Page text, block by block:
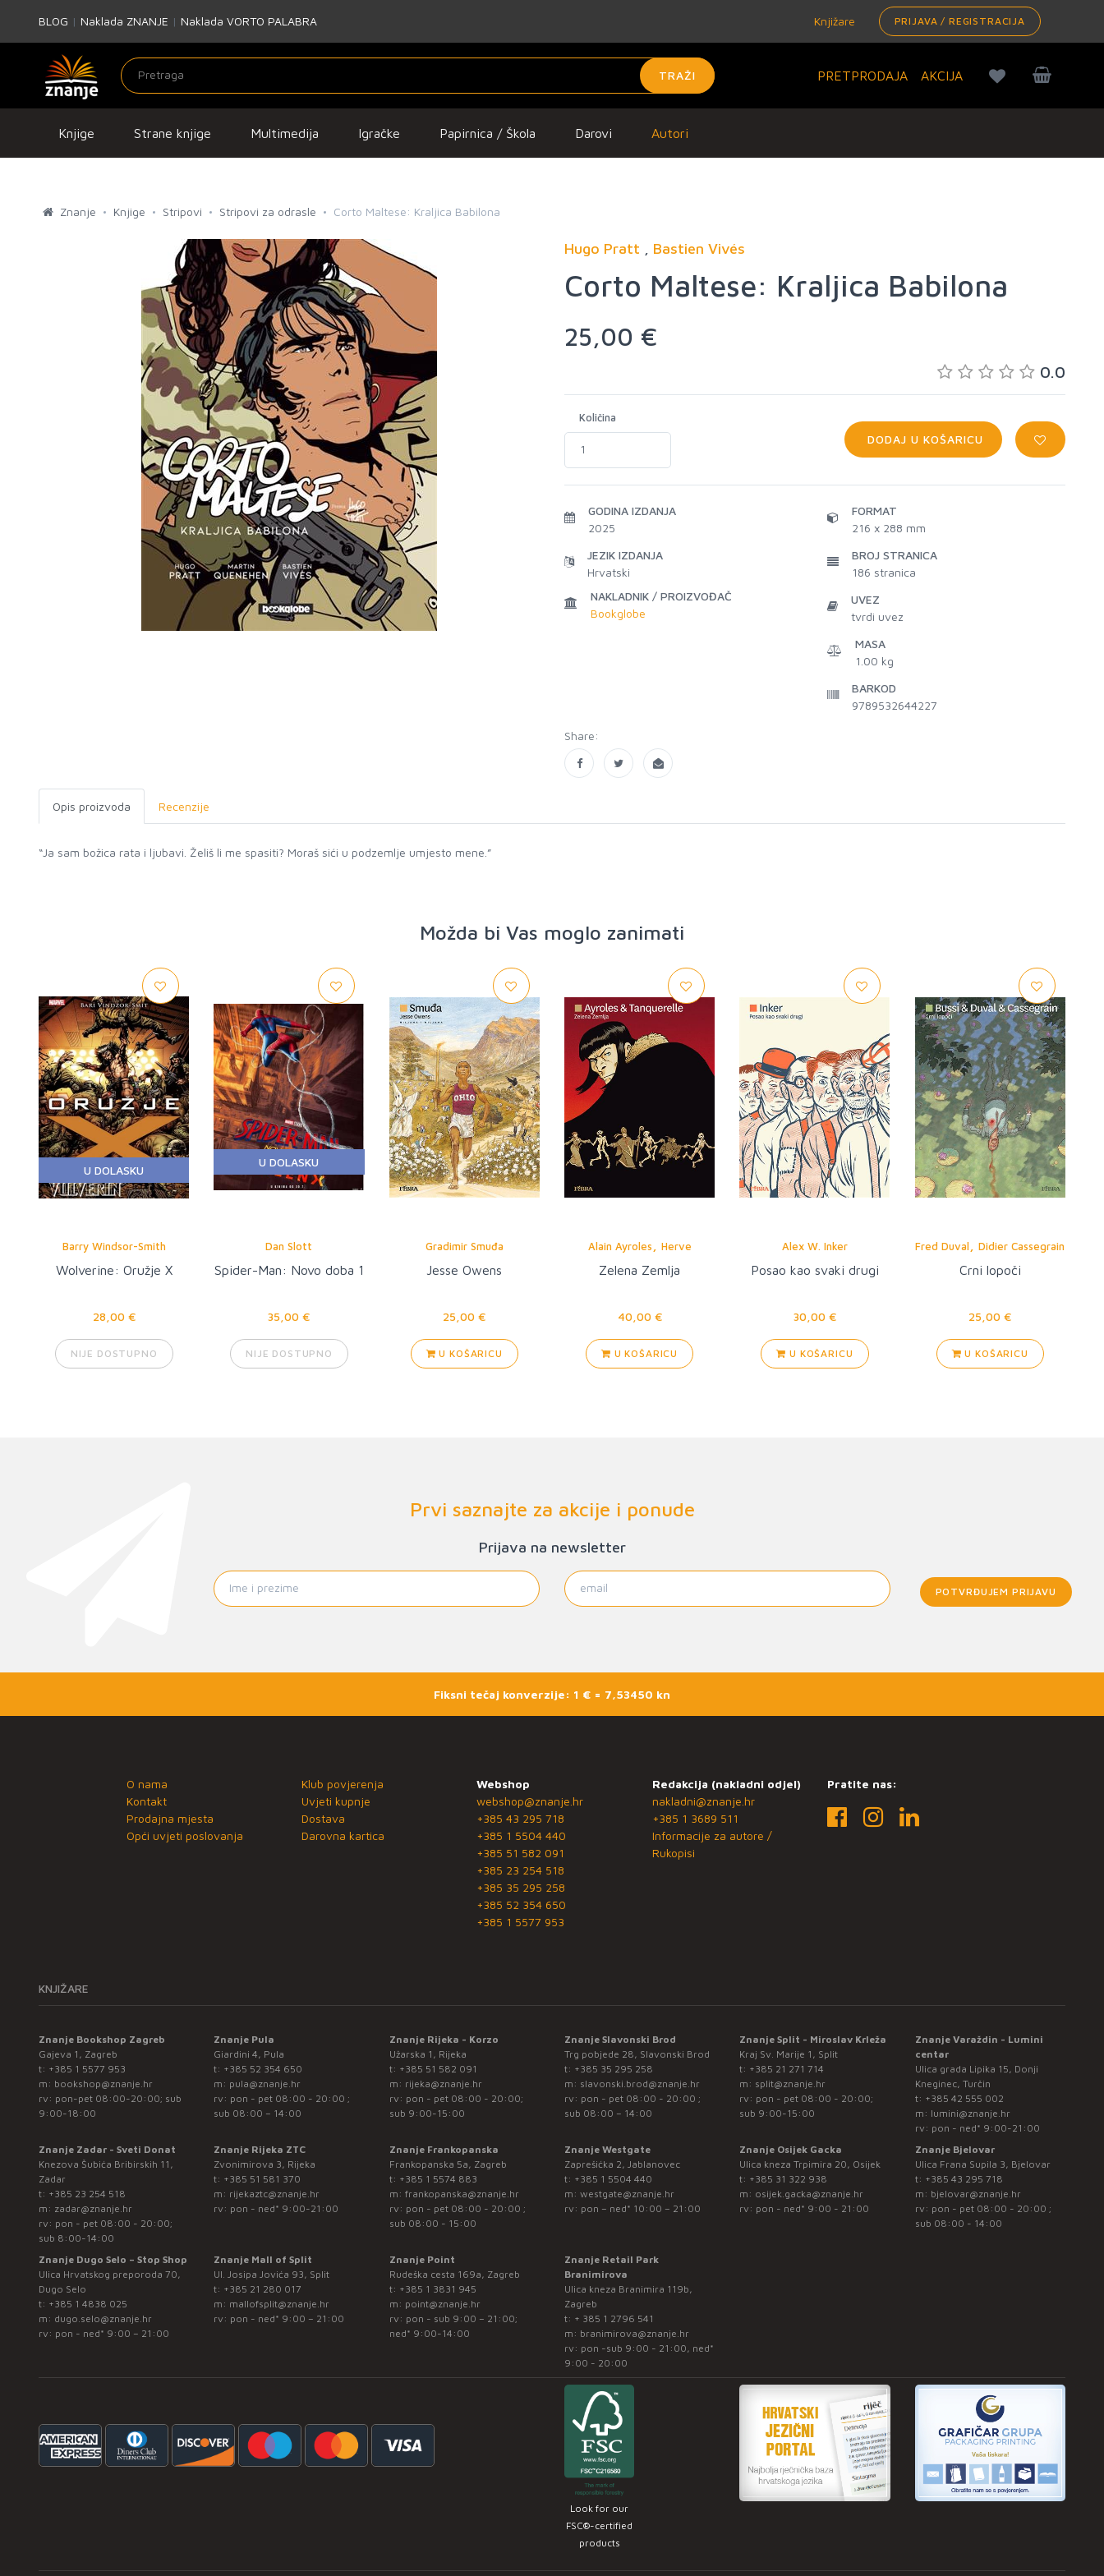
BLOG | Naklada ZNANJE | Naklada VORTO PALABRA Knjižare PRIJAVA / REGISTRACIJA
TRAŽI PRETPRODAJA AKCIJA
Knjige Strane knjige Multimedija Igračke Papirnica / Škola Darovi Autori
Znanje Knjige Stripovi Stripovi za odrasle Corto Maltese: Kraljica Babilona
Hugo Pratt Bastien Vivés
Corto Maltese: Kraljica Babilona
25,00 €
0.0
Količina
DODAJ U KOŠARICU
GODINA IZDANJA
2025
JEZIK IZDANJA
Hrvatski
NAKLADNIK / PROIZVOĐAČ
Bookglobe
FORMAT
216 x 288 mm
BROJ STRANICA
186 stranica
UVEZ
tvrdi uvez
MASA
1.00 kg
BARKOD
9789532644227
Share:
Opis proizvoda Recenzije
“Ja sam božica rata i ljubavi. Želiš li me spasiti? Moraš sići u podzemlje umjesto mene.”
Možda bi Vas moglo zanimati
U DOLASKU
Barry Windsor-Smith
Wolverine: Oružje X
28,00 €
NIJE DOSTUPNO
U DOLASKU
Dan Slott
Spider-Man: Novo doba 1
35,00 €
NIJE DOSTUPNO
Gradimir Smuđa
Jesse Owens
25,00 €
U KOŠARICU
Alain Ayroles
Herve
Tanquerelle
Zelena Zemlja
40,00 €
U KOŠARICU
Alex W. Inker
Posao kao svaki drugi
30,00 €
U KOŠARICU
Fred Duval ,Didier Cassegrain
Crni lopoči
25,00 €
U KOŠARICU
Prvi saznajte za akcije i ponude
Prijava na newsletter
POTVRĐUJEM PRIJAVU
Fiksni tečaj konverzije: 1 € = 7,53450 kn
O nama
Kontakt
Prodajna mjesta
Opći uvjeti poslovanja
Klub povjerenja
Uvjeti kupnje
Dostava
Darovna kartica
Webshop
webshop@znanje.hr
+385 43 295 718
+385 1 5504 440
+385 51 582 091
+385 23 254 518
+385 35 295 258
+385 52 354 650
+385 1 5577 953
Redakcija (nakladni odjel)
nakladni@znanje.hr
+385 1 3689 511
Informacije za autore /
Rukopisi
Pratite nas:
KNJIŽARE
Znanje Bookshop Zagreb
Gajeva 1, Zagreb
t: +385 1 5577 953
m: bookshop@znanje.hr
rv: pon-pet 08:00-20:00; sub
9:00-18:00
Znanje Pula
Giardini 4, Pula
t: +385 52 354 650
m: pula@znanje.hr
rv: pon - pet 08:00 - 20:00 ;
sub 08:00 – 14:00
Znanje Rijeka - Korzo
Užarska 1, Rijeka
t: +385 51 582 091
m: rijeka@znanje.hr
rv: pon - pet 08:00 - 20:00;
sub 9:00-15:00
Znanje Slavonski Brod
Trg pobjede 28, Slavonski Brod
t: +385 35 295 258
m: slavonski.brod@znanje.hr
rv: pon - pet 08:00 - 20:00 ;
sub 08:00 – 14:00
Znanje Split - Miroslav Krleža
Kraj Sv. Marije 1, Split
t: +385 21 271 714
m: split@znanje.hr
rv: pon - pet 08:00 - 20:00;
sub 9:00-15:00
Znanje Varaždin - Lumini
centar
Ulica grada Lipika 15, Donji
Kneginec, Turčin
t: +385 42 555 002
m: lumini@znanje.hr
rv: pon - ned* 9:00-21:00
Znanje Zadar - Sveti Donat
Knezova Šubića Bribirskih 11,
Zadar
t: +385 23 254 518
m: zadar@znanje.hr
rv: pon - pet 08:00 - 20:00;
sub 8:00-14:00
Znanje Rijeka ZTC
Zvonimirova 3, Rijeka
t: +385 51 581 370
m: rijekaztc@znanje.hr
rv: pon - ned* 9:00-21:00
Znanje Frankopanska
Frankopanska 5a, Zagreb
t: +385 1 5574 883
m: frankopanska@znanje.hr
rv: pon - pet 08:00 - 20:00 ;
sub 08:00 - 15:00
Znanje Westgate
Zaprešićka 2, Jablanovec
t: +385 1 5504 440
m: westgate@znanje.hr
rv: pon – ned* 10:00 – 21:00
Znanje Osijek Gacka
Ulica kneza Trpimira 20, Osijek
t: +385 31 322 938
m: osijek.gacka@znanje.hr
rv: pon - ned* 9:00 - 21:00
Znanje Bjelovar
Ulica Frana Supila 3, Bjelovar
t: +385 43 295 718
m: bjelovar@znanje.hr
rv: pon - pet 08:00 - 20:00 ;
sub 08:00 - 14:00
Znanje Dugo Selo – Stop Shop
Ulica Hrvatskog preporoda 70,
Dugo Selo
t: +385 1 4838 025
m: dugo.selo@znanje.hr
rv: pon - ned* 9:00 – 21:00
Znanje Mall of Split
Ul. Josipa Jovića 93, Split
t: +385 21 280 017
m: mallofsplit@znanje.hr
rv: pon - ned* 9:00 – 21:00
Znanje Point
Rudeška cesta 169a, Zagreb
t: +385 1 3831 945
m: point@znanje.hr
rv: pon - sub 9:00 – 21:00;
ned* 9:00-14:00
Znanje Retail Park
Branimirova
Ulica kneza Branimira 119b,
Zagreb
t: + 385 1 2796 541
m: branimirova@znanje.hr
rv: pon -sub 9:00 - 21:00, ned*
9:00 - 20:00
Look for our
FSC®-certified
products